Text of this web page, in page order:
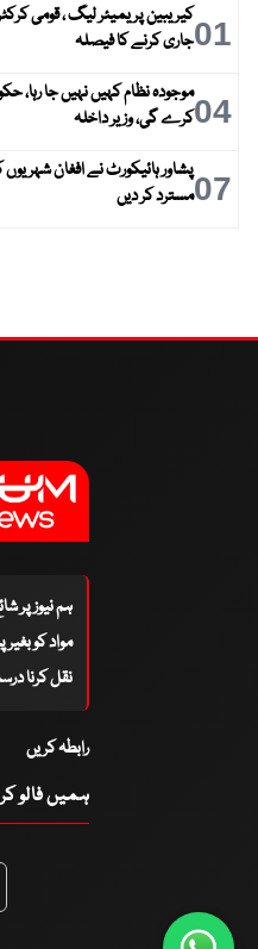
01جاری کرنے کا فیصلہ
04موجودہ نظام کہیں نہیں جا
کرے گی، وزیر داخلہ
07پشاور ہائیکورٹ نے افغان
مسترد کر دیں
ہم نیوز پر
مواد کو
نقل کرنا
رابطہ کریں
ہمیں فالو